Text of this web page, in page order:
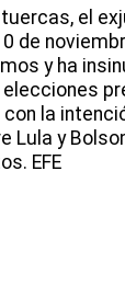
tuercas, el
de
y ha
la
Lula y
EFE